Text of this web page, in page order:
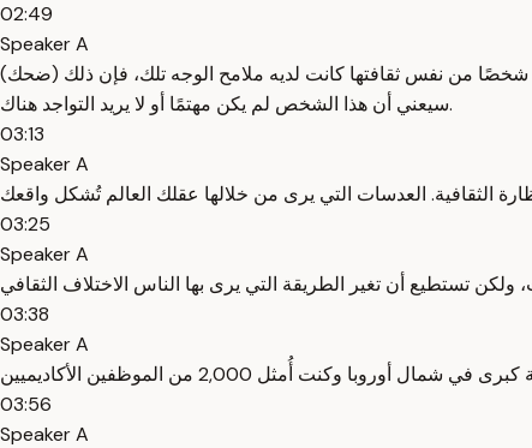
02:49
Speaker A
(ضحك) كانت ترى تفاعله العاطفي من خلال النظارة الثقافية الخاصة بها، مما يعني أنها كانت تقرأ حقيقة ملامح وجه المحايد، ما الذي يعنيه لو أن شخصًا من نفس ثقافتها كانت لديه ملامح الوجه تلك، فإن ذلك
سيعني أن هذا الشخص لم يكن مهتمًا أو لا يريد التواجد هناك.
03:13
Speaker A
03:25
Speaker A
03:38
Speaker A
03:56
Speaker A